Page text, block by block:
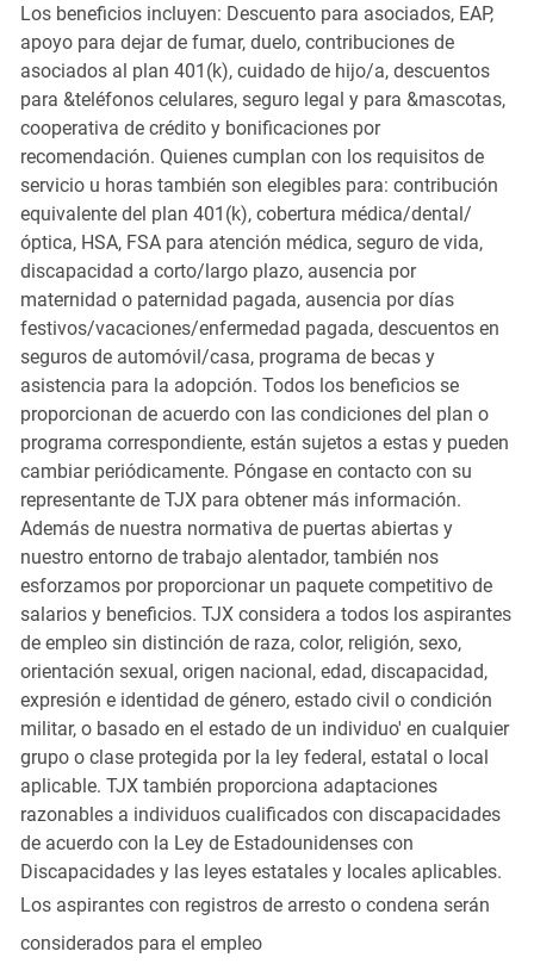
Los beneficios incluyen: Descuento para asociados, EAP,
apoyo para dejar de fumar, duelo, contribuciones de
asociados al plan 401(k), cuidado de hijo/a, descuentos
para &teléfonos celulares, seguro legal y para &mascotas,
cooperativa de crédito y bonificaciones por
recomendación. Quienes cumplan con los requisitos de
servicio u horas también son elegibles para: contribución
equivalente del plan 401(k), cobertura médica/dental/
óptica, HSA, FSA para atención médica, seguro de vida,
discapacidad a corto/largo plazo, ausencia por
maternidad o paternidad pagada, ausencia por días
festivos/vacaciones/enfermedad pagada, descuentos en
seguros de automóvil/casa, programa de becas y
asistencia para la adopción. Todos los beneficios se
proporcionan de acuerdo con las condiciones del plan o
programa correspondiente, están sujetos a estas y pueden
cambiar periódicamente. Póngase en contacto con su
representante de TJX para obtener más información.
Además de nuestra normativa de puertas abiertas y
nuestro entorno de trabajo alentador, también nos
esforzamos por proporcionar un paquete competitivo de
salarios y beneficios. TJX considera a todos los aspirantes
de empleo sin distinción de raza, color, religión, sexo,
orientación sexual, origen nacional, edad, discapacidad,
expresión e identidad de género, estado civil o condición
militar, o basado en el estado de un individuo' en cualquier
grupo o clase protegida por la ley federal, estatal o local
aplicable. TJX también proporciona adaptaciones
razonables a individuos cualificados con discapacidades
de acuerdo con la Ley de Estadounidenses con
Discapacidades y las leyes estatales y locales aplicables.
Los aspirantes con registros de arresto o condena serán
considerados para el empleo